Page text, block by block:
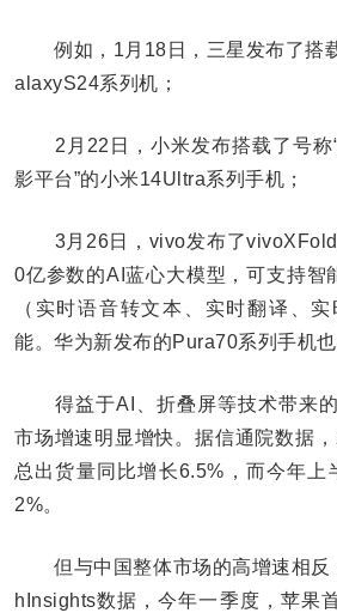
例如，1月18日，三星发布了搭
alaxyS24系列机；
2月22日，小米发布搭载了号称“
影平台”的小米14Ultra系列手机；
3月26日，vivo发布了
0亿参数的AI蓝心大模型，可支持智
（实时语音转文本、实时翻译、
能。华为新发布的Pura70系列手机也
得益于AI、折叠屏等技术带来的
市场增速明显增快。据信通院数据
总出货量同比增长6.5%，而今年上
2%。
但与中国整体市场的高增速相反
hInsights数据，今年一季度，苹果